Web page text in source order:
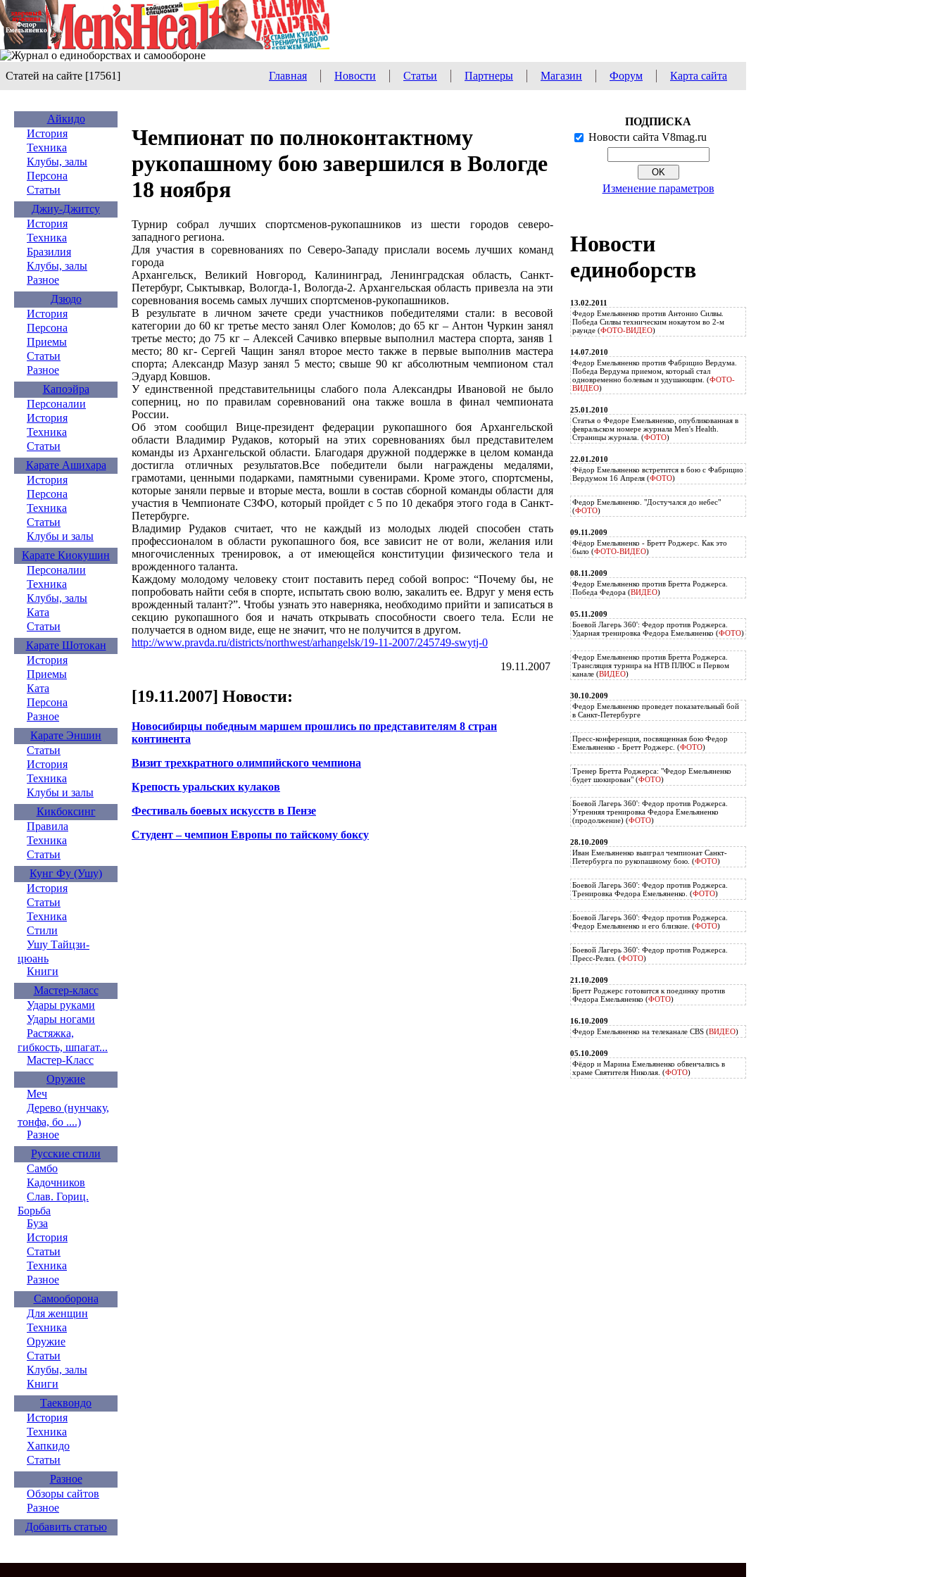
Статей на сайте [17561] Главная Новости Статьи Партнеры Магазин Форум Карта сайта
Айкидо
История
Техника
Клубы, залы
Персона
Статьи
Джиу-Джитсу
История
Техника
Бразилия
Клубы, залы
Разное
Дзюдо
История
Персона
Приемы
Статьи
Разное
Капоэйра
Персоналии
История
Техника
Статьи
Карате Ашихара
История
Персона
Техника
Статьи
Клубы и залы
Карате Киокушин
Персоналии
Техника
Клубы, залы
Ката
Статьи
Карате Шотокан
История
Приемы
Ката
Персона
Разное
Карате Эншин
Статьи
История
Техника
Клубы и залы
Кикбоксинг
Правила
Техника
Статьи
Кунг Фу (Ушу)
История
Статьи
Техника
Стили
Ушу Тайцзи-
цюань
Книги
Мастер-класс
Удары руками
Удары ногами
Растяжка,
гибкость, шпагат...
Мастер-Класс
Оружие
Меч
Дерево (нунчаку,
тонфа, бо ....)
Разное
Русские стили
Самбо
Кадочников
Слав. Гориц.
Борьба
Буза
История
Статьи
Техника
Разное
Самооборона
Для женщин
Техника
Оружие
Статьи
Клубы, залы
Книги
Таеквондо
История
Техника
Хапкидо
Статьи
Разное
Обзоры сайтов
Разное
Добавить статью
Чемпионат по полноконтактному
рукопашному бою завершился в Вологде
18 ноября
Турнир собрал лучших спортсменов-рукопашников из шести городов северо-
западного региона.
Для участия в соревнованиях по Северо-Западу прислали восемь лучших команд
города
Архангельск, Великий Новгород, Калининград, Ленинградская область, Санкт-
Петербург, Сыктывкар, Вологда-1, Вологда-2. Архангельская область привезла на эти
соревнования восемь самых лучших спортсменов-рукопашников.
В результате в личном зачете среди участников победителями стали: в весовой
категории до 60 кг третье место занял Олег Комолов; до 65 кг – Антон Чуркин занял
третье место; до 75 кг – Алексей Сачивко впервые выполнил мастера спорта, заняв 1
место; 80 кг- Сергей Чащин занял второе место также в первые выполнив мастера
спорта; Александр Мазур занял 5 место; свыше 90 кг абсолютным чемпионом стал
Эдуард Ковшов.
У единственной представительницы слабого пола Александры Ивановой не было
соперниц, но по правилам соревнований она также вошла в финал чемпионата
России.
Об этом сообщил Вице-президент федерации рукопашного боя Архангельской
области Владимир Рудаков, который на этих соревнованиях был представителем
команды из Архангельской области. Благодаря дружной поддержке в целом команда
достигла отличных результатов.Все победители были награждены медалями,
грамотами, ценными подарками, памятными сувенирами. Кроме этого, спортсмены,
которые заняли первые и вторые места, вошли в состав сборной команды области для
участия в Чемпионате СЗФО, который пройдет с 5 по 10 декабря этого года в Санкт-
Петербурге.
Владимир Рудаков считает, что не каждый из молодых людей способен стать
профессионалом в области рукопашного боя, все зависит не от воли, желания или
многочисленных тренировок, а от имеющейся конституции физического тела и
врожденного таланта.
Каждому молодому человеку стоит поставить перед собой вопрос: “Почему бы, не
попробовать найти себя в спорте, испытать свою волю, закалить ее. Вдруг у меня есть
врожденный талант?”. Чтобы узнать это наверняка, необходимо прийти и записаться в
секцию рукопашного боя и начать открывать способности своего тела. Если не
получается в одном виде, еще не значит, что не получится в другом.
http://www.pravda.ru/districts/northwest/arhangelsk/19-11-2007/245749-swytj-0
19.11.2007
[19.11.2007] Новости:
Новосибирцы победным маршем прошлись по представителям 8 стран
континента
Визит трехкратного олимпийского чемпиона
Крепость уральских кулаков
Фестиваль боевых искусств в Пензе
Студент – чемпион Европы по тайскому боксу
ПОДПИСКА
Новости сайта V8mag.ru
Изменение параметров
Новости
единоборств
13.02.2011
Федор Емельяненко против Антонио Силвы.
Победа Силвы техническим нокаутом во 2-м
раунде (ФОТО-ВИДЕО)
14.07.2010
Федор Емельяненко против Фабрицио Вердума.
Победа Вердума приемом, который стал
одновременно болевым и удушающим. (ФОТО-
ВИДЕО)
25.01.2010
Статья о Федоре Емельяненко, опубликованная в
февральском номере журнала Men's Health.
Страницы журнала. (ФОТО)
22.01.2010
Фёдор Емельяненко встретится в бою с Фабрицио
Вердумом 16 Апреля (ФОТО)
Федор Емельяненко. "Достучался до небес"
(ФОТО)
09.11.2009
Фёдор Емельяненко - Бретт Роджерс. Как это
было (ФОТО-ВИДЕО)
08.11.2009
Федор Емельяненко против Бретта Роджерса.
Победа Федора (ВИДЕО)
05.11.2009
Боевой Лагерь 360': Федор против Роджерса.
Ударная тренировка Федора Емельяненко (ФОТО)
Федор Емельяненко против Бретта Роджерса.
Трансляция турнира на НТВ ПЛЮС и Первом
канале (ВИДЕО)
30.10.2009
Федор Емельяненко проведет показательный бой
в Санкт-Петербурге
Пресс-конференция, посвященная бою Федор
Емельяненко - Бретт Роджерс. (ФОТО)
Тренер Бретта Роджерса: "Федор Емельяненко
будет шокирован" (ФОТО)
Боевой Лагерь 360': Федор против Роджерса.
Утренняя тренировка Федора Емельяненко
(продолжение) (ФОТО)
28.10.2009
Иван Емельяненко выиграл чемпионат Санкт-
Петербурга по рукопашному бою. (ФОТО)
Боевой Лагерь 360': Федор против Роджерса.
Тренировка Федора Емельяненко. (ФОТО)
Боевой Лагерь 360': Федор против Роджерса.
Федор Емельяненко и его близкие. (ФОТО)
Боевой Лагерь 360': Федор против Роджерса.
Пресс-Релиз. (ФОТО)
21.10.2009
Бретт Роджерс готовится к поединку против
Федора Емельяненко (ФОТО)
16.10.2009
Федор Емельяненко на телеканале CBS (ВИДЕО)
05.10.2009
Фёдор и Марина Емельяненко обвенчались в
храме Святителя Николая. (ФОТО)